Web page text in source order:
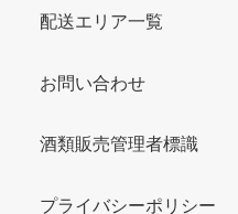
配送エリア一覧
お問い合わせ
酒類販売管理者標識
プライバシーポリシー